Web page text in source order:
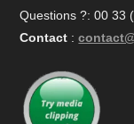
Questions ?: 00 33
Contact :